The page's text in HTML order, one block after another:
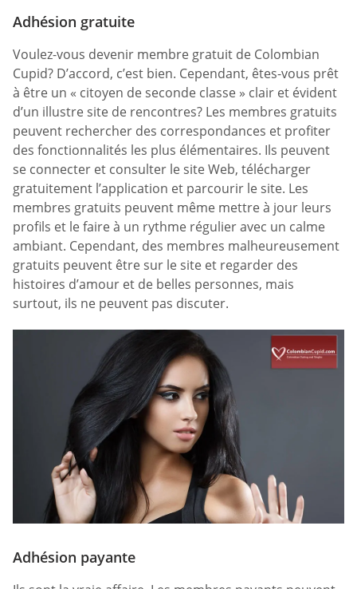
Adhésion gratuite
Voulez-vous devenir membre gratuit de Colombian
Cupid? D’accord, c’est bien. Cependant, êtes-vous prêt
à être un « citoyen de seconde classe » clair et évident
d’un illustre site de rencontres? Les membres gratuits
peuvent rechercher des correspondances et profiter
des fonctionnalités les plus élémentaires. Ils peuvent
se connecter et consulter le site Web, télécharger
gratuitement l’application et parcourir le site. Les
membres gratuits peuvent même mettre à jour leurs
profils et le faire à un rythme régulier avec un calme
ambiant. Cependant, des membres malheureusement
gratuits peuvent être sur le site et regarder des
histoires d’amour et de belles personnes, mais
surtout, ils ne peuvent pas discuter.
Adhésion payante